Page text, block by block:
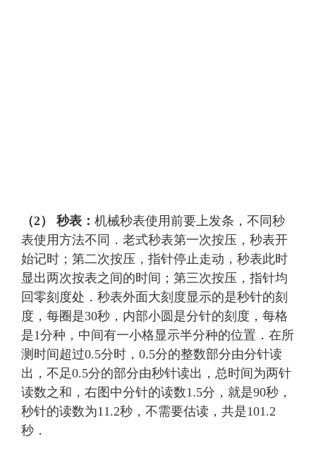
（2） 秒表： 机械秒表使用前要上发条，不同秒
表使用方法不同．老式秒表第一次按压，秒表开
始记时；第二次按压，指针停止走动，秒表此时
显出两次按表之间的时间；第三次按压，指针均
回零刻度处．秒表外面大刻度显示的是秒针的刻
度，每圈是30秒，内部小圆是分针的刻度，每格
是1分种，中间有一小格显示半分种的位置．在所
测时间超过0.5分时，0.5分的整数部分由分针读
出，不足0.5分的部分由秒针读出，总时间为两针
读数之和，右图中分针的读数1.5分，就是90秒，
秒针的读数为11.2秒，不需要估读，共是101.2
秒．